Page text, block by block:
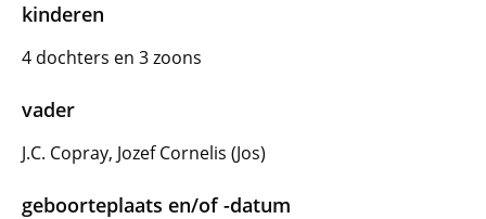
kinderen
4 dochters en 3 zoons
vader
J.C. Copray, Jozef Cornelis (Jos)
geboorteplaats en/of -datum